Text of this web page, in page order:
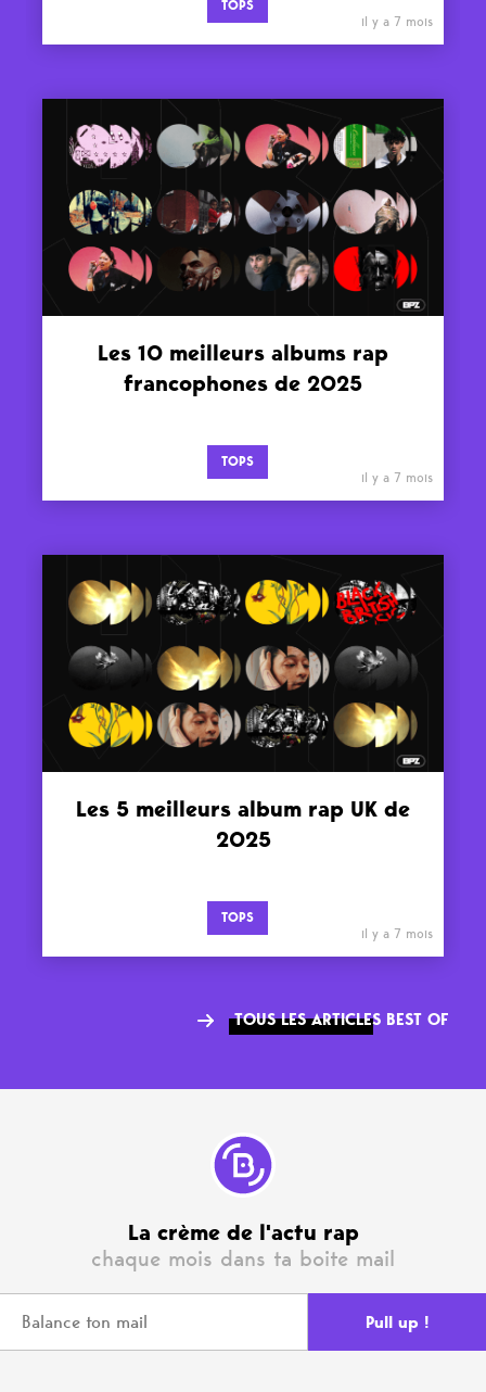
TOPS
il y a 7 mois
Les 10 meilleurs albums rap
francophones de 2025
TOPS
il y a 7 mois
Les 5 meilleurs album rap UK de
2025
TOPS
il y a 7 mois
TOUS LES ARTICLES BEST OF
La crème de l'actu rap
chaque mois dans ta boite mail